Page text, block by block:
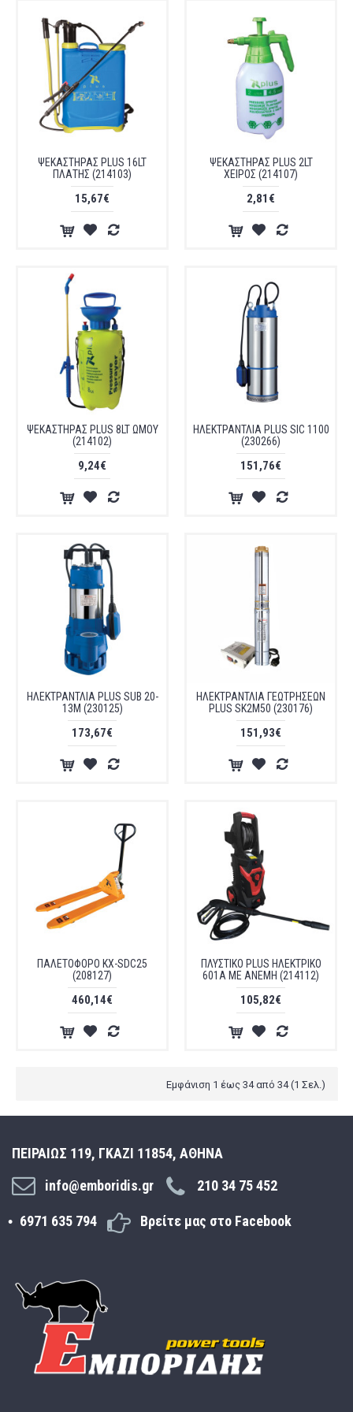
ΨΕΚΑΣΤΗΡΑΣ PLUS 16LT
ΠΛΑΤΗΣ (214103)
15,67€
ΨΕΚΑΣΤΗΡΑΣ PLUS 2LT
ΧΕΙΡΟΣ (214107)
2,81€
ΨΕΚΑΣΤΗΡΑΣ PLUS 8LT ΩΜΟΥ
(214102)
9,24€
ΗΛΕΚΤΡΑΝΤΛΙΑ PLUS SIC 1100
(230266)
151,76€
ΗΛΕΚΤΡΑΝΤΛΙΑ PLUS SUB 20-
13M (230125)
173,67€
ΗΛΕΚΤΡΑΝΤΛΙΑ ΓΕΩΤΡΗΣΕΩΝ
PLUS SK2M50 (230176)
151,93€
ΠΑΛΕΤΟΦΟΡΟ KX-SDC25
(208127)
460,14€
ΠΛΥΣΤΙΚΟ PLUS ΗΛΕΚΤΡΙΚΟ
601A ΜΕ ΑΝΕΜΗ (214112)
105,82€
Εμφάνιση 1 έως 34 από 34 (1 Σελ.)
ΠΕΙΡΑΙΩΣ 119, ΓΚΑΖΙ 11854, ΑΘΗΝΑ
info@emboridis.gr
210 34 75 452
6971 635 794 Βρείτε μας στο Facebook